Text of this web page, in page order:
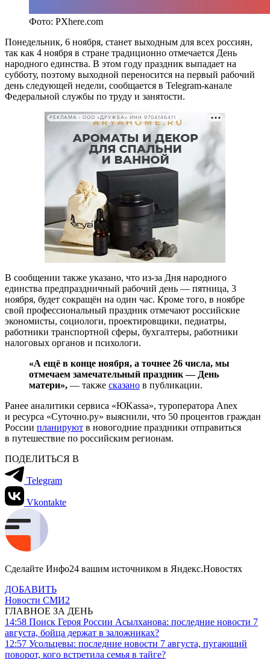
Фото: PXhere.com
Понедельник, 6 ноября, станет выходным для всех россиян,
так как 4 ноября в стране традиционно отмечается День
народного единства. В этом году праздник выпадает на
субботу, поэтому выходной переносится на первый рабочий
день следующей недели, сообщается в Telegram-канале
Федеральной службы по труду и занятости.
РЕКЛАМА • ООО «ДРУЖБА» ИНН 9704146411
В сообщении также указано, что из-за Дня народного
единства предпраздничный рабочий день — пятница, 3
ноября, будет сокращён на один час. Кроме того, в ноябре
свой профессиональный праздник отмечают российские
экономисты, социологи, проектировщики, педиатры,
работники транспортной сферы, бухгалтеры, работники
налоговых органов и психологи.
«А ещё в конце ноября, а точнее 26 числа, мы
отмечаем замечательный праздник — День
матери», — также сказано в публикации.
Ранее аналитики сервиса «ЮKassa», туроператора Anex
и ресурса «Суточно.ру» выяснили, что 50 процентов граждан
России планируют в новогодние праздники отправиться
в путешествие по российским регионам.
ПОДЕЛИТЬСЯ В
Telegram
Vkontakte
Сделайте Инфо24 вашим источником в Яндекс.Новостях
ДОБАВИТЬ
Новости СМИ2
ГЛАВНОЕ ЗА ДЕНЬ
14:58 Поиск Героя России Асылханова: последние новости 7
августа, бойца держат в заложниках?
12:57 Усольцевы: последние новости 7 августа, пугающий
поворот, кого встретила семья в тайге?